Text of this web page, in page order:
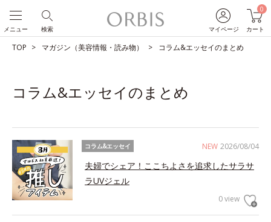
マイページ
0
カート
検索
メニュー
TOP マガジン（美容情報・読み物） コラム&エッセイのまとめ
コラム&エッセイのまとめ
NEW 2026/08/04
コラム&エッセイ
夫婦でシェア！ここちよさを追求したサラサ
ラUVジェル
0 view